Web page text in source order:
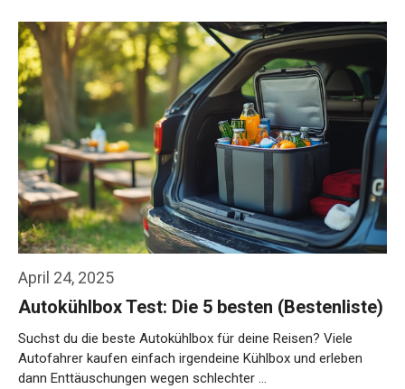
April 24, 2025
Autokühlbox Test: Die 5 besten (Bestenliste)
Suchst du die beste Autokühlbox für deine Reisen? Viele
Autofahrer kaufen einfach irgendeine Kühlbox und erleben
dann Enttäuschungen wegen schlechter …